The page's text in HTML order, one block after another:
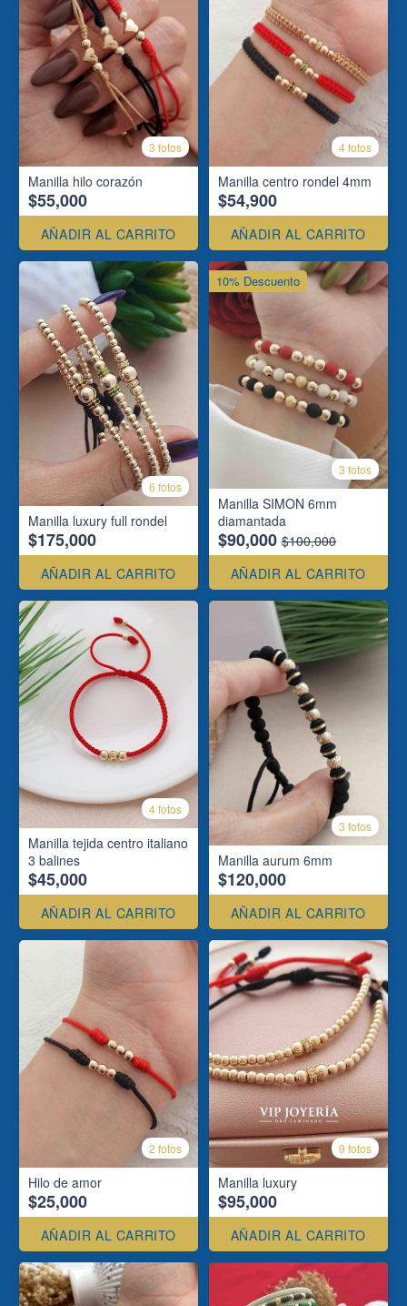
3 fotos
Manilla hilo corazón
$55,000
AÑADIR AL CARRITO
4 fotos
Manilla centro rondel 4mm
$54,900
AÑADIR AL CARRITO
6 fotos
Manilla luxury full rondel
$175,000
AÑADIR AL CARRITO
3 fotos
Manilla SIMON 6mm
diamantada
$90,000 $100,000
AÑADIR AL CARRITO
10% Descuento
4 fotos
Manilla tejida centro italiano
3 balines
$45,000
AÑADIR AL CARRITO
3 fotos
Manilla aurum 6mm
$120,000
AÑADIR AL CARRITO
2 fotos
Hilo de amor
$25,000
AÑADIR AL CARRITO
9 fotos
Manilla luxury
$95,000
AÑADIR AL CARRITO